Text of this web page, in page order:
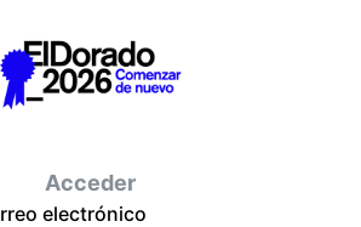
Acceder
electrónico